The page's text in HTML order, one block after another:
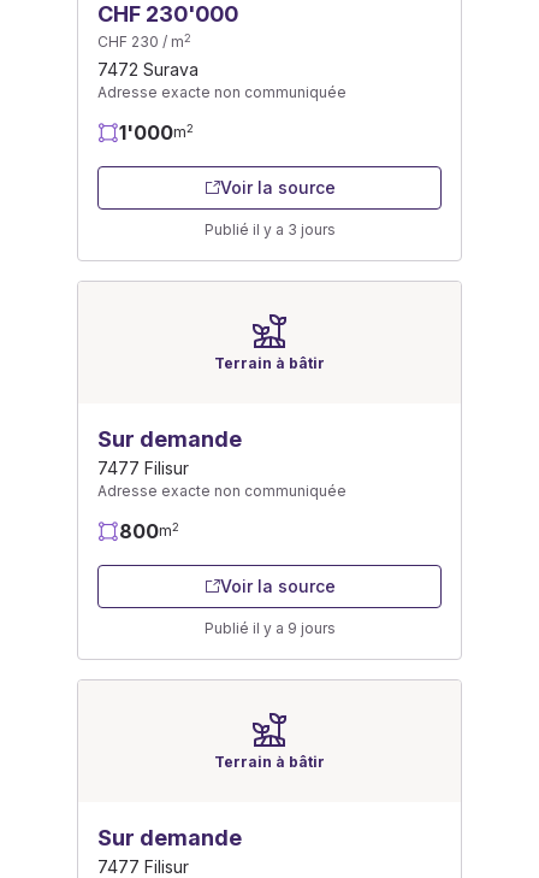
CHF 230'000
CHF 230 / m2
7472 Surava
Adresse exacte non communiquée
1'000m2
Voir la source
Publié il y a 3 jours
Terrain à bâtir
Sur demande
7477 Filisur
Adresse exacte non communiquée
800m2
Voir la source
Publié il y a 9 jours
Terrain à bâtir
Sur demande
7477 Filisur